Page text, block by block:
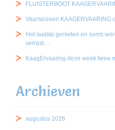
FLUISTERBOOT
Vaarseizoen KAAGERVAARING
Het laatste genieten en soms
verrast….
KaagErvaaring deze week twee
Archieven
augustus 2026